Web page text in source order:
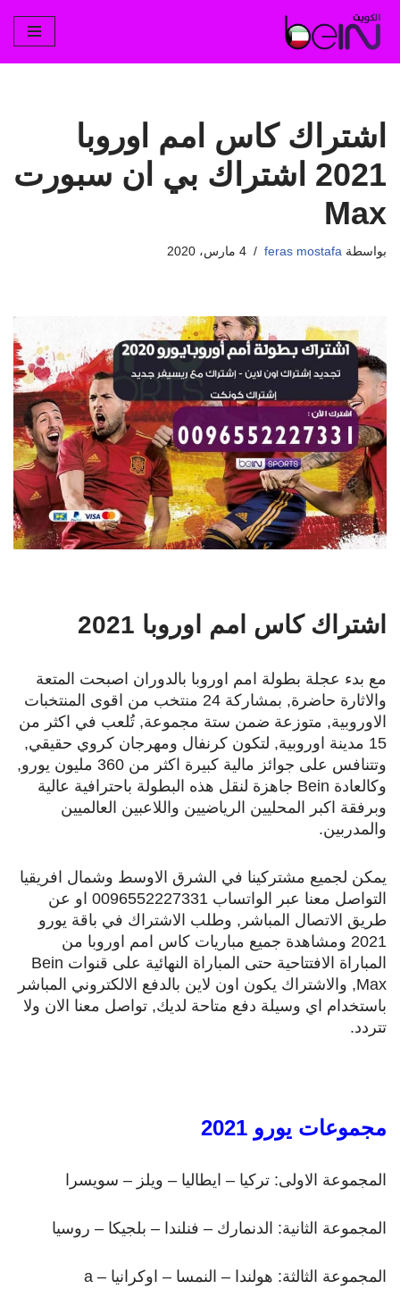
تخطى
اشتراك كاس امم اوروبا
2021 اشتراك بي ان سبورت
Max
بواسطة feras mostafa 4 مارس، 2020
اشتراك كاس امم اوروبا 2021
مع بدء عجلة بطولة امم اوروبا بالدوران اصبحت المتعة
والاثارة حاضرة, بمشاركة 24 منتخب من اقوى المنتخبات
الاوروبية, متوزعة ضمن ستة مجموعة, تُلعب في اكثر من
15 مدينة اوروبية, لتكون كرنفال ومهرجان كروي حقيقي,
وتتنافس على جوائز مالية كبيرة اكثر من 360 مليون يورو,
وكالعادة Bein جاهزة لنقل هذه البطولة باحترافية عالية
وبرفقة اكبر المحليين الرياضيين واللاعبين العالميين
والمدربين.
يمكن لجميع مشتركينا في الشرق الاوسط وشمال افريقيا
التواصل معنا عبر الواتساب 0096552227331 او عن
طريق الاتصال المباشر, وطلب الاشتراك في باقة يورو
2021 ومشاهدة جميع مباريات كاس امم اوروبا من
المباراة الافتتاحية حتى المباراة النهائية على قنوات Bein
Max, والاشتراك يكون اون لاين بالدفع الالكتروني المباشر
باستخدام اي وسيلة دفع متاحة لديك, تواصل معنا الان ولا
تتردد.
مجموعات يورو 2021
المجموعة الاولى: تركيا – ايطاليا – ويلز – سويسرا
المجموعة الثانية: الدنمارك – فنلندا – بلجيكا – روسيا
المجموعة الثالثة: هولندا – النمسا – اوكرانيا – a